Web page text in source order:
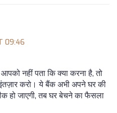
09:46
नहीं पता कि क्या करना है, तो
करो। ये बैंक अभी अपने घर की
हो जाएगी, तब घर बेचने का फैसला